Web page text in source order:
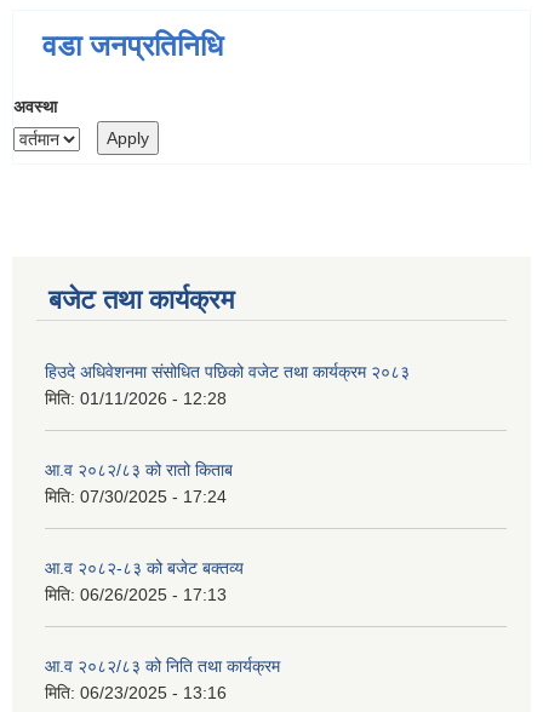
वडा जनप्रतिनिधि
अवस्था
बजेट तथा कार्यक्रम
हिउदे अधिवेशनमा संसोधित पछिको वजेट तथा कार्यक्रम २०८३
मिति: 01/11/2026 - 12:28
आ.व २०८२/८३ को रातो किताब
मिति: 07/30/2025 - 17:24
आ.व २०८२-८३ को बजेट बक्तव्य
मिति: 06/26/2025 - 17:13
आ.व २०८२/८३ को निति तथा कार्यक्रम
मिति: 06/23/2025 - 13:16